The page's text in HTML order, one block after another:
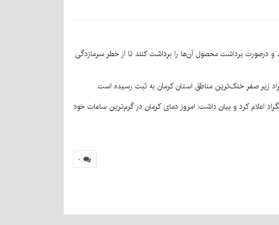
و درصورت برداشت محصول آن‌ها را برداشت کنند تا از خطر سرمازدگی
اعلام کرد و بیان داشت: امروز دمای کرمان در گرم‌ترین ساعات خود
۰